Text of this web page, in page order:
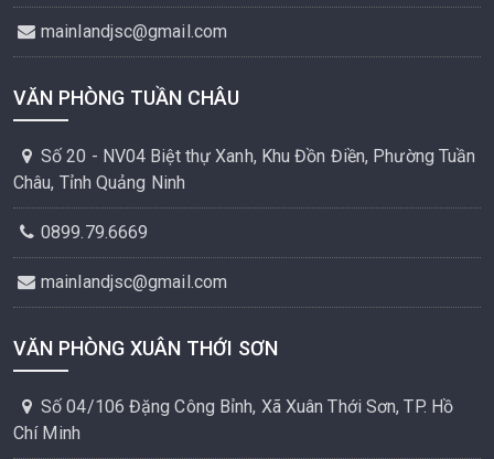
mainlandjsc@gmail.com
VĂN PHÒNG TUẦN CHÂU
Số 20 - NV04 Biệt thự Xanh, Khu Đồn Điền, Phường Tuần
Châu, Tỉnh Quảng Ninh
0899.79.6669
mainlandjsc@gmail.com
VĂN PHÒNG XUÂN THỚI SƠN
Số 04/106 Đặng Công Bỉnh, Xã Xuân Thới Sơn, TP. Hồ
Chí Minh